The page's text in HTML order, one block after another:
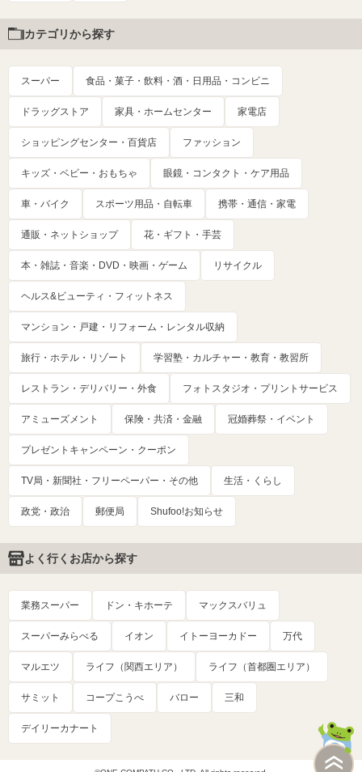
カテゴリから探す
スーパー 食品・菓子・飲料・酒・日用品・コンビニ
ドラッグストア 家具・ホームセンター 家電店
ショッピングセンター・百貨店 ファッション
キッズ・ベビー・おもちゃ 眼鏡・コンタクト・ケア用品
車・バイク スポーツ用品・自転車 携帯・通信・家電
通販・ネットショップ 花・ギフト・手芸
本・雑誌・音楽・DVD・映画・ゲーム リサイクル
ヘルス&ビューティ・フィットネス
マンション・戸建・リフォーム・レンタル収納
旅行・ホテル・リゾート 学習塾・カルチャー・教育・教習所
レストラン・デリバリー・外食 フォトスタジオ・プリントサービス
アミューズメント 保険・共済・金融 冠婚葬祭・イベント
プレゼントキャンペーン・クーポン
TV局・新聞社・フリーペーパー・その他 生活・くらし
政党・政治 郵便局 Shufoo!お知らせ
よく行くお店から探す
業務スーパー ドン・キホーテ マックスバリュ
スーパーみらべる イオン イトーヨーカドー 万代
マルエツ ライフ（関西エリア） ライフ（首都圏エリア）
サミット コープこうべ バロー 三和
デイリーカナート